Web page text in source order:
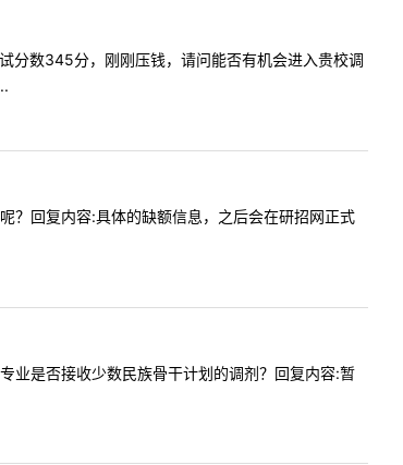
数345分，刚刚压钱，请问能否有机会进入贵校调
回复内容:具体的缺额信息，之后会在研招网正式
是否接收少数民族骨干计划的调剂？回复内容:暂